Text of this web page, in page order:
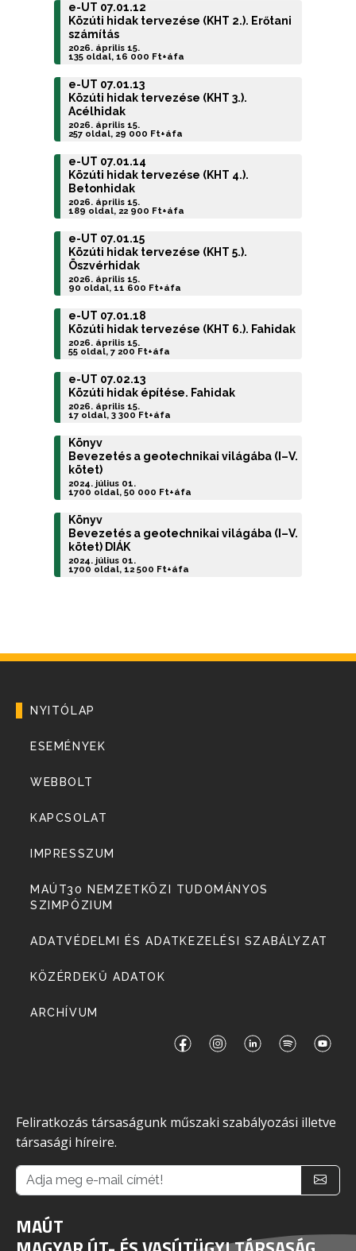
e-UT 07.01.12
Közúti hidak tervezése (KHT 2.). Erőtani
számítás
2026. április 15.
135 oldal, 16 000 Ft+áfa
e-UT 07.01.13
Közúti hidak tervezése (KHT 3.).
Acélhidak
2026. április 15.
257 oldal, 29 000 Ft+áfa
e-UT 07.01.14
Közúti hidak tervezése (KHT 4.).
Betonhidak
2026. április 15.
189 oldal, 22 900 Ft+áfa
e-UT 07.01.15
Közúti hidak tervezése (KHT 5.).
Öszvérhidak
2026. április 15.
90 oldal, 11 600 Ft+áfa
e-UT 07.01.18
Közúti hidak tervezése (KHT 6.). Fahidak
2026. április 15.
55 oldal, 7 200 Ft+áfa
e-UT 07.02.13
Közúti hidak építése. Fahidak
2026. április 15.
17 oldal, 3 300 Ft+áfa
Könyv
Bevezetés a geotechnikai világába (I–V.
kötet)
2024. július 01.
1700 oldal, 50 000 Ft+áfa
Könyv
Bevezetés a geotechnikai világába (I–V.
kötet) DIÁK
2024. július 01.
1700 oldal, 12 500 Ft+áfa
NYITÓLAP
ESEMÉNYEK
WEBBOLT
KAPCSOLAT
IMPRESSZUM
MAÚT30 NEMZETKÖZI TUDOMÁNYOS
SZIMPÓZIUM
ADATVÉDELMI ÉS ADATKEZELÉSI SZABÁLYZAT
KÖZÉRDEKŰ ADATOK
ARCHÍVUM
Feliratkozás társaságunk műszaki szabályozási illetve
társasági híreire.
MAÚT